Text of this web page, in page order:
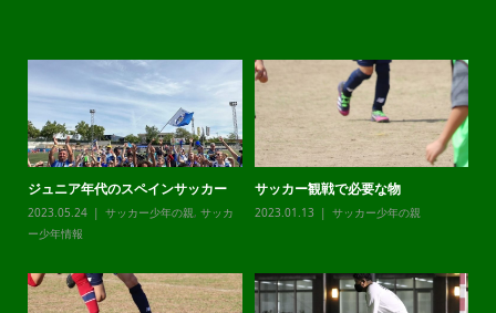
ジュニア年代のスペインサッカー
2023.05.24 サッカー少年の親, サッカ
ー少年情報
サッカー観戦で必要な物
2023.01.13 サッカー少年の親